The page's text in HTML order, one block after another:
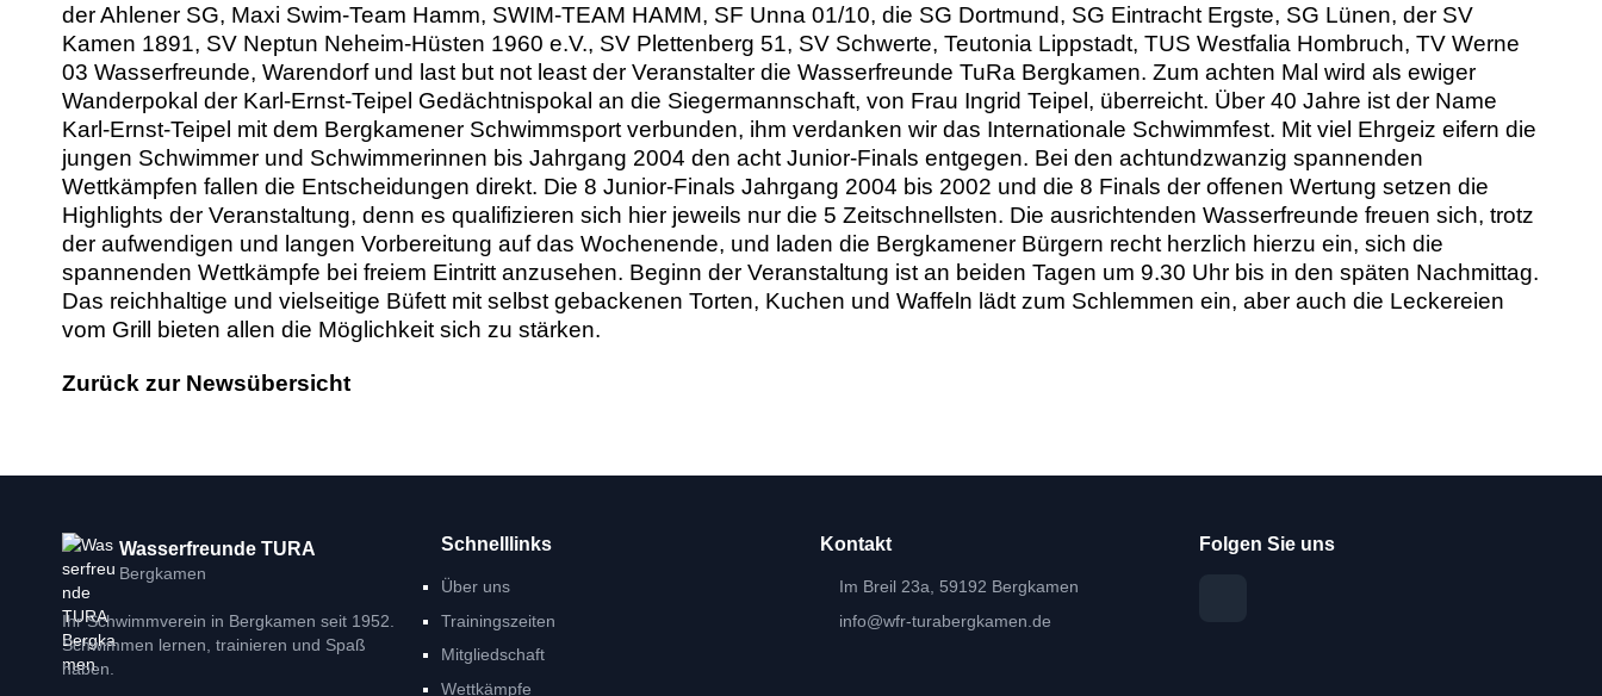
der Ahlener SG, Maxi Swim-Team Hamm, SWIM-TEAM HAMM, SF Unna 01/10, die SG Dortmund, SG Eintracht Ergste, SG Lünen, der SV
Kamen 1891, SV Neptun Neheim-Hüsten 1960 e.V., SV Plettenberg 51, SV Schwerte, Teutonia Lippstadt, TUS Westfalia Hombruch, TV Werne
03 Wasserfreunde, Warendorf und last but not least der Veranstalter die Wasserfreunde TuRa Bergkamen. Zum achten Mal wird als ewiger
Wanderpokal der Karl-Ernst-Teipel Gedächtnispokal an die Siegermannschaft, von Frau Ingrid Teipel, überreicht. Über 40 Jahre ist der Name
Karl-Ernst-Teipel mit dem Bergkamener Schwimmsport verbunden, ihm verdanken wir das Internationale Schwimmfest. Mit viel Ehrgeiz eifern die
jungen Schwimmer und Schwimmerinnen bis Jahrgang 2004 den acht Junior-Finals entgegen. Bei den achtundzwanzig spannenden
Wettkämpfen fallen die Entscheidungen direkt. Die 8 Junior-Finals Jahrgang 2004 bis 2002 und die 8 Finals der offenen Wertung setzen die
Highlights der Veranstaltung, denn es qualifizieren sich hier jeweils nur die 5 Zeitschnellsten. Die ausrichtenden Wasserfreunde freuen sich, trotz
der aufwendigen und langen Vorbereitung auf das Wochenende, und laden die Bergkamener Bürgern recht herzlich hierzu ein, sich die
spannenden Wettkämpfe bei freiem Eintritt anzusehen. Beginn der Veranstaltung ist an beiden Tagen um 9.30 Uhr bis in den späten Nachmittag.
Das reichhaltige und vielseitige Büfett mit selbst gebackenen Torten, Kuchen und Waffeln lädt zum Schlemmen ein, aber auch die Leckereien
vom Grill bieten allen die Möglichkeit sich zu stärken.
Zurück zur Newsübersicht
Wasserfreunde TURA
Bergkamen
Ihr Schwimmverein in Bergkamen seit 1952.
Schwimmen lernen, trainieren und Spaß
haben.
Schnelllinks
Über uns
Trainingszeiten
Mitgliedschaft
Wettkämpfe
Kontakt
Im Breil 23a, 59192 Bergkamen
info@wfr-turabergkamen.de
Folgen Sie uns